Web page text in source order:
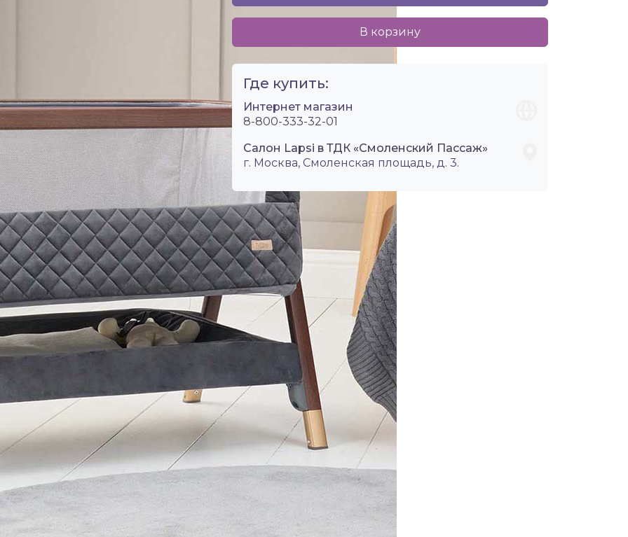
В корзину
Где купить:
Интернет магазин
8-800-333-32-01
Салон Lapsi в ТДК «Смоленский Пассаж»
г. Москва, Смоленская площадь, д. 3.